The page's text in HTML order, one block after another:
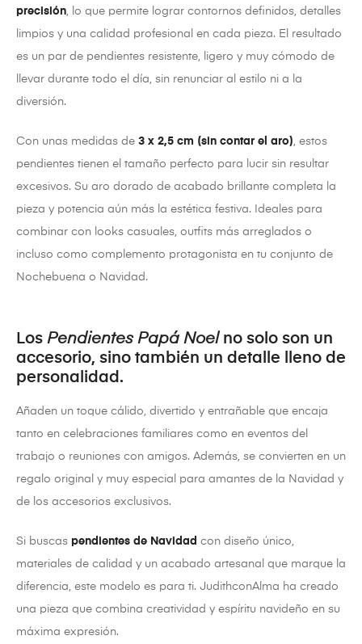
precisión , lo que permite lograr contornos definidos, detalles
limpios y una calidad profesional en cada pieza. El resultado
es un par de pendientes resistente, ligero y muy cómodo de
llevar durante todo el día, sin renunciar al estilo ni a la
diversión.
Con unas medidas de 3 x 2,5 cm (sin contar el aro) , estos
pendientes tienen el tamaño perfecto para lucir sin resultar
excesivos. Su aro dorado de acabado brillante completa la
pieza y potencia aún más la estética festiva. Ideales para
combinar con looks casuales, outfits más arreglados o
incluso como complemento protagonista en tu conjunto de
Nochebuena o Navidad.
Los Pendientes Papá Noelno solo son un
accesorio, sino también un detalle lleno de
personalidad.
Añaden un toque cálido, divertido y entrañable que encaja
tanto en celebraciones familiares como en eventos del
trabajo o reuniones con amigos. Además, se convierten en un
regalo original y muy especial para amantes de la Navidad y
de los accesorios exclusivos.
Si buscas pendientes de Navidad con diseño único,
materiales de calidad y un acabado artesanal que marque la
diferencia, este modelo es para ti. JudithconAlma ha creado
una pieza que combina creatividad y espíritu navideño en su
máxima expresión.